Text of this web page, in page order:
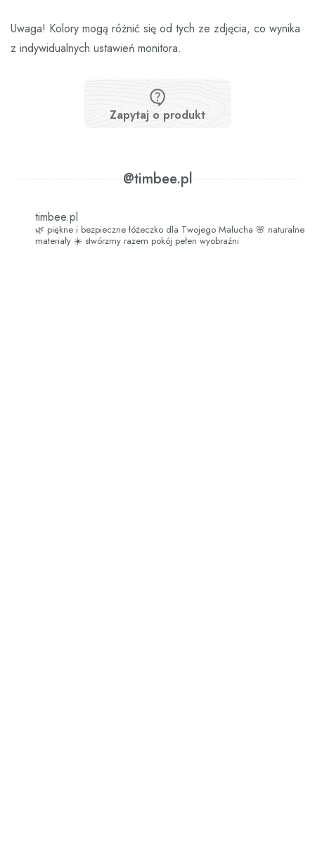
Uwaga! Kolory mogą różnić się od tych ze zdjęcia, co wynika
z indywidualnych ustawień monitora.
Zapytaj o produkt
@timbee.pl
timbee.pl
🌿 piękne i bezpieczne łóżeczko dla Twojego Malucha 🌸 naturalne
materiały ☀️ stwórzmy razem pokój pełen wyobraźni